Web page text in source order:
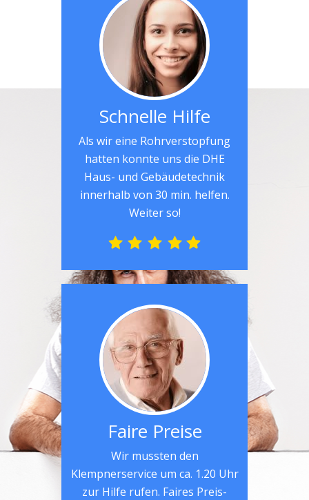
Schnelle Hilfe
Als wir eine Rohrverstopfung
hatten konnte uns die DHE
Haus- und Gebäudetechnik
innerhalb von 30 min. helfen.
Weiter so!
Faire Preise
Wir mussten den
Klempnerservice um ca. 1.20 Uhr
zur Hilfe rufen. Faires Preis-